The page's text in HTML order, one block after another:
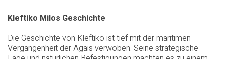
Kleftiko Milos Geschichte
Die Geschichte von Kleftiko ist tief mit der maritimen
Vergangenheit der Ägäis verwoben. Seine strategische